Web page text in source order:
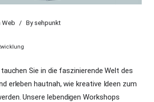
Web By sehpunkt
tauchen Sie in die faszinierende Welt des
erleben hautnah, wie kreative Ideen zum
Unsere lebendigen Workshops